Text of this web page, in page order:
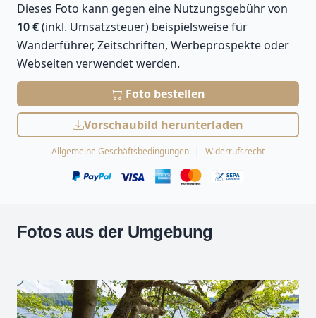
Dieses Foto kann gegen eine Nutzungsgebühr von
10 €(inkl. Umsatzsteuer) beispielsweise für
Wanderführer, Zeitschriften, Werbeprospekte oder
Webseiten verwendet werden.
Foto bestellen
Vorschaubild herunterladen
Allgemeine Geschäftsbedingungen Widerrufsrecht
Fotos aus der Umgebung
+
−